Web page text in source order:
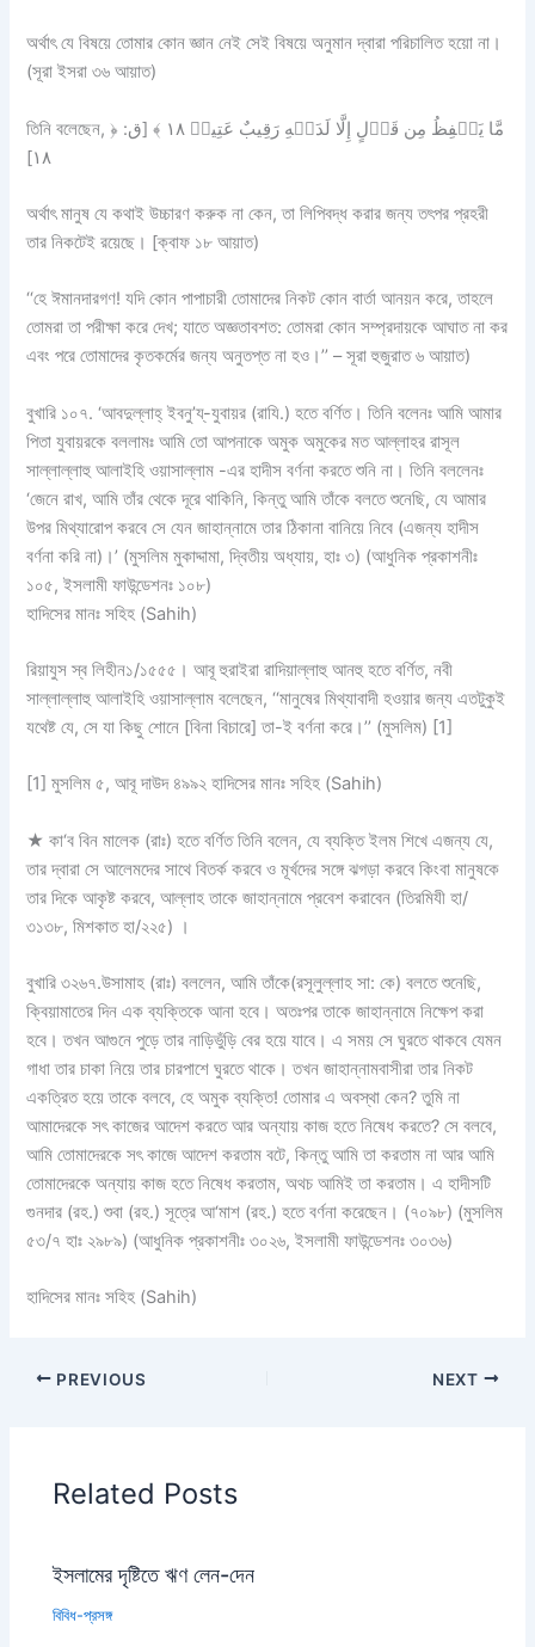
অর্থাৎ যে বিষয়ে তোমার কোন জ্ঞান নেই সেই বিষয়ে অনুমান দ্বারা পরিচালিত হয়ো না।
(সূরা ইসরা ৩৬ আয়াত)
তিনি বলেছেন, ﴿ مَّا يَلۡفِظُ مِن قَوۡلٍ إِلَّا لَدَيۡهِ رَقِيبٌ عَتِيدٞ ١٨ ﴾ [ق:
١٨]
অর্থাৎ মানুষ যে কথাই উচ্চারণ করুক না কেন, তা লিপিবদ্ধ করার জন্য তৎপর প্রহরী
তার নিকটেই রয়েছে। [ক্বাফ ১৮ আয়াত)
‘‘হে ঈমানদারগণ! যদি কোন পাপাচারী তোমাদের নিকট কোন বার্তা আনয়ন করে, তাহলে
তোমরা তা পরীক্ষা করে দেখ; যাতে অজ্ঞতাবশত: তোমরা কোন সম্প্রদায়কে আঘাত না কর
এবং পরে তোমাদের কৃতকর্মের জন্য অনুতপ্ত না হও।’’ – সূরা হুজুরাত ৬ আয়াত)
বুখারি ১০৭. ‘আবদুল্লাহ্ ইবনু’য্-যুবায়র (রাযি.) হতে বর্ণিত। তিনি বলেনঃ আমি আমার
পিতা যুবায়রকে বললামঃ আমি তো আপনাকে অমুক অমুকের মত আল্লাহর রাসূল
সাল্লাল্লাহু আলাইহি ওয়াসাল্লাম -এর হাদীস বর্ণনা করতে শুনি না। তিনি বললেনঃ
‘জেনে রাখ, আমি তাঁর থেকে দূরে থাকিনি, কিন্তু আমি তাঁকে বলতে শুনেছি, যে আমার
উপর মিথ্যারোপ করবে সে যেন জাহান্নামে তার ঠিকানা বানিয়ে নিবে (এজন্য হাদীস
বর্ণনা করি না)।’ (মুসলিম মুকাদ্দামা, দ্বিতীয় অধ্যায়, হাঃ ৩) (আধুনিক প্রকাশনীঃ
১০৫, ইসলামী ফাউন্ডেশনঃ ১০৮)
হাদিসের মানঃ সহিহ (Sahih)
রিয়াযুস স্ব লিহীন১/১৫৫৫। আবূ হুরাইরা রাদিয়াল্লাহু আনহু হতে বর্ণিত, নবী
সাল্লাল্লাহু আলাইহি ওয়াসাল্লাম বলেছেন, ‘‘মানুষের মিথ্যাবাদী হওয়ার জন্য এতটুকুই
যথেষ্ট যে, সে যা কিছু শোনে [বিনা বিচারে] তা-ই বর্ণনা করে।’’ (মুসলিম) [1]
[1] মুসলিম ৫, আবূ দাউদ ৪৯৯২ হাদিসের মানঃ সহিহ (Sahih)
★ কা‘ব বিন মালেক (রাঃ) হতে বর্ণিত তিনি বলেন, যে ব্যক্তি ইলম শিখে এজন্য যে,
তার দ্বারা সে আলেমদের সাথে বিতর্ক করবে ও মূর্খদের সঙ্গে ঝগড়া করবে কিংবা মানুষকে
তার দিকে আকৃষ্ট করবে, আল্লাহ তাকে জাহান্নামে প্রবেশ করাবেন (তিরমিযী হা/
৩১৩৮, মিশকাত হা/২২৫) ।
বুখারি ৩২৬৭.উসামাহ (রাঃ) বললেন, আমি তাঁকে(রসূলুল্লাহ সা: কে) বলতে শুনেছি,
ক্বিয়ামাতের দিন এক ব্যক্তিকে আনা হবে। অতঃপর তাকে জাহান্নামে নিক্ষেপ করা
হবে। তখন আগুনে পুড়ে তার নাড়িভুঁড়ি বের হয়ে যাবে। এ সময় সে ঘুরতে থাকবে যেমন
গাধা তার চাকা নিয়ে তার চারপাশে ঘুরতে থাকে। তখন জাহান্নামবাসীরা তার নিকট
একত্রিত হয়ে তাকে বলবে, হে অমুক ব্যক্তি! তোমার এ অবস্থা কেন? তুমি না
আমাদেরকে সৎ কাজের আদেশ করতে আর অন্যায় কাজ হতে নিষেধ করতে? সে বলবে,
আমি তোমাদেরকে সৎ কাজে আদেশ করতাম বটে, কিন্তু আমি তা করতাম না আর আমি
তোমাদেরকে অন্যায় কাজ হতে নিষেধ করতাম, অথচ আমিই তা করতাম। এ হাদীসটি
গুনদার (রহ.) শুবা (রহ.) সূত্রে আ‘মাশ (রহ.) হতে বর্ণনা করেছেন। (৭০৯৮) (মুসলিম
৫৩/৭ হাঃ ২৯৮৯) (আধুনিক প্রকাশনীঃ ৩০২৬, ইসলামী ফাউন্ডেশনঃ ৩০৩৬)
হাদিসের মানঃ সহিহ (Sahih)
PREVIOUS NEXT
Related Posts
ইসলামের দৃষ্টিতে ঋণ লেন-দেন
বিবিধ-প্রসঙ্গ